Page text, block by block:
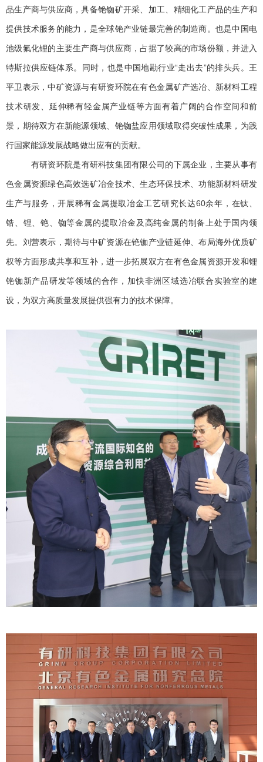
品生产商与供应商，具备铯铷矿开采、加工、精细化工产品的生产和
提供技术服务的能力，是全球铯产业链最完善的制造商。也是中国电
池级氟化锂的主要生产商与供应商，占据了较高的市场份额，并进入
特斯拉供应链体系。同时，也是中国地勘行业“走出去”的排头兵。王
平卫表示，中矿资源与有研资环院在有色金属矿产选冶、新材料工程
技术研发、延伸稀有轻金属产业链等方面有着广阔的合作空间和前
景，期待双方在新能源领域、铯铷盐应用领域取得突破性成果，为践
行国家能源发展战略做出应有的贡献。
有研资环院是有研科技集团有限公司的下属企业，主要从事有
色金属资源绿色高效选矿冶金技术、生态环保技术、功能新材料研发
生产与服务，开展稀有金属提取冶金工艺研究长达60余年，在钛、
锆、锂、铯、铷等金属的提取冶金及高纯金属的制备上处于国内领
先。刘营表示，期待与中矿资源在铯铷产业链延伸、布局海外优质矿
权等方面形成共享和互补，进一步拓展双方在有色金属资源开发和锂
铯铷新产品研发等领域的合作，加快非洲区域选冶联合实验室的建
设，为双方高质量发展提供强有力的技术保障。